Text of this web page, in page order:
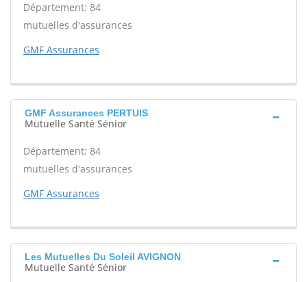
Département: 84
mutuelles d'assurances
GMF Assurances
GMF Assurances PERTUIS
Mutuelle Santé Sénior
Département: 84
mutuelles d'assurances
GMF Assurances
Les Mutuelles Du Soleil AVIGNON
Mutuelle Santé Sénior